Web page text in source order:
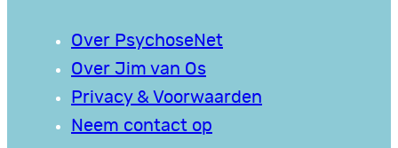
Over PsychoseNet
Over Jim van Os
Privacy & Voorwaarden
Neem contact op